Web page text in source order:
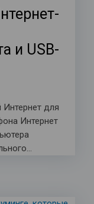
и USB-
для
Интернет